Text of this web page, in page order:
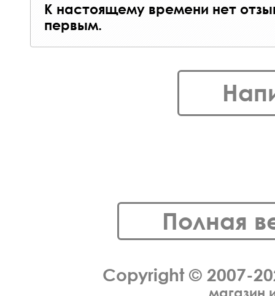
К настоящему времени нет
первым.
Полная
Copyright © 2007-